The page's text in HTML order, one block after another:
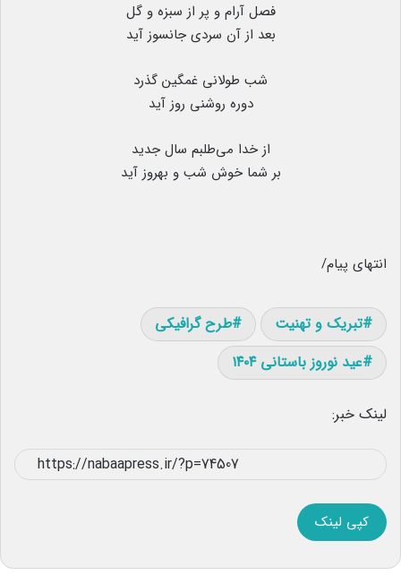
فصل آرام و پر از سبزه و گل
بعد از آن سردی جانسوز آید
شب طولانی غمگین گذرد
دوره روشنی روز آید
از خدا می‌طلبم سال جدید
بر شما خوش شب و بهروز آید
انتهای پیام/
تبریک و تهنیت
طرح گرافیکی
عید نوروز باستانی ۱۴۰۴
لینک خبر:
کپی لینک